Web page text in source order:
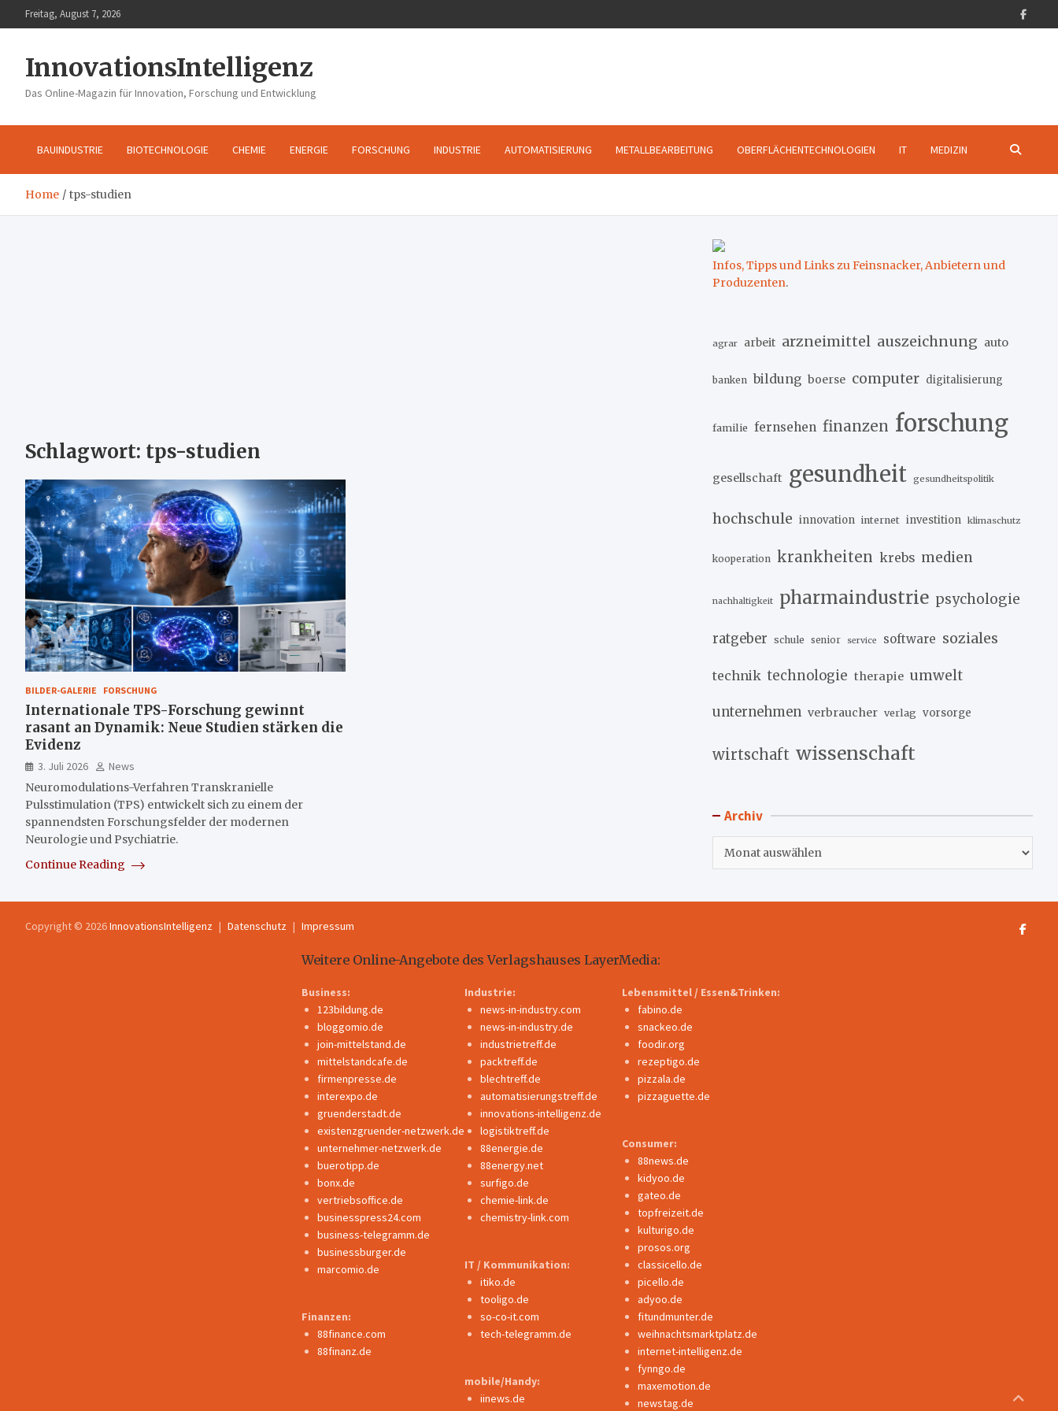
to
Freitag, August 7, 2026
InnovationsIntelligenz
Das Online-Magazin für Innovation, Forschung und Entwicklung
BAUINDUSTRIE BIOTECHNOLOGIE CHEMIE ENERGIE FORSCHUNG INDUSTRIE AUTOMATISIERUNG METALLBEARBEITUNG OBERFLÄCHENTECHNOLOGIEN IT MEDIZIN
Home tps-studien
Schlagwort: tps-studien
BILDER-GALERIE FORSCHUNG
Internationale TPS-Forschung gewinnt
rasant an Dynamik: Neue Studien stärken die
Evidenz
3. Juli 2026
News
Neuromodulations-Verfahren Transkranielle
Pulsstimulation (TPS) entwickelt sich zu einem der
spannendsten Forschungsfelder der modernen
Neurologie und Psychiatrie.
Continue Reading
Infos, Tipps und Links zu Feinsnacker, Anbietern und
Produzenten.
agrar arbeit arzneimittel auszeichnung auto
banken bildung boerse computer digitalisierung
familie fernsehen finanzen forschung
gesellschaft gesundheit gesundheitspolitik
hochschule innovation internet investition klimaschutz
kooperation krankheiten krebs medien
nachhaltigkeit pharmaindustrie psychologie
ratgeber schule senior service software soziales
technik technologie therapie umwelt
unternehmen verbraucher verlag vorsorge
wirtschaft wissenschaft
Archiv
Copyright © 2026InnovationsIntelligenz Datenschutz Impressum
Weitere Online-Angebote des Verlagshauses LayerMedia:
Business:
123bildung.de
bloggomio.de
join-mittelstand.de
mittelstandcafe.de
firmenpresse.de
interexpo.de
gruenderstadt.de
existenzgruender-netzwerk.de
unternehmer-netzwerk.de
buerotipp.de
bonx.de
vertriebsoffice.de
businesspress24.com
business-telegramm.de
businessburger.de
marcomio.de
Finanzen:
88finance.com
88finanz.de
Industrie:
news-in-industry.com
news-in-industry.de
industrietreff.de
packtreff.de
blechtreff.de
automatisierungstreff.de
innovations-intelligenz.de
logistiktreff.de
88energie.de
88energy.net
surfigo.de
chemie-link.de
chemistry-link.com
IT / Kommunikation:
itiko.de
tooligo.de
so-co-it.com
tech-telegramm.de
mobile/Handy:
iinews.de
Lebensmittel / Essen&Trinken:
fabino.de
snackeo.de
foodir.org
rezeptigo.de
pizzala.de
pizzaguette.de
Consumer:
88news.de
kidyoo.de
gateo.de
topfreizeit.de
kulturigo.de
prosos.org
classicello.de
picello.de
adyoo.de
fitundmunter.de
weihnachtsmarktplatz.de
internet-intelligenz.de
fynngo.de
maxemotion.de
newstag.de